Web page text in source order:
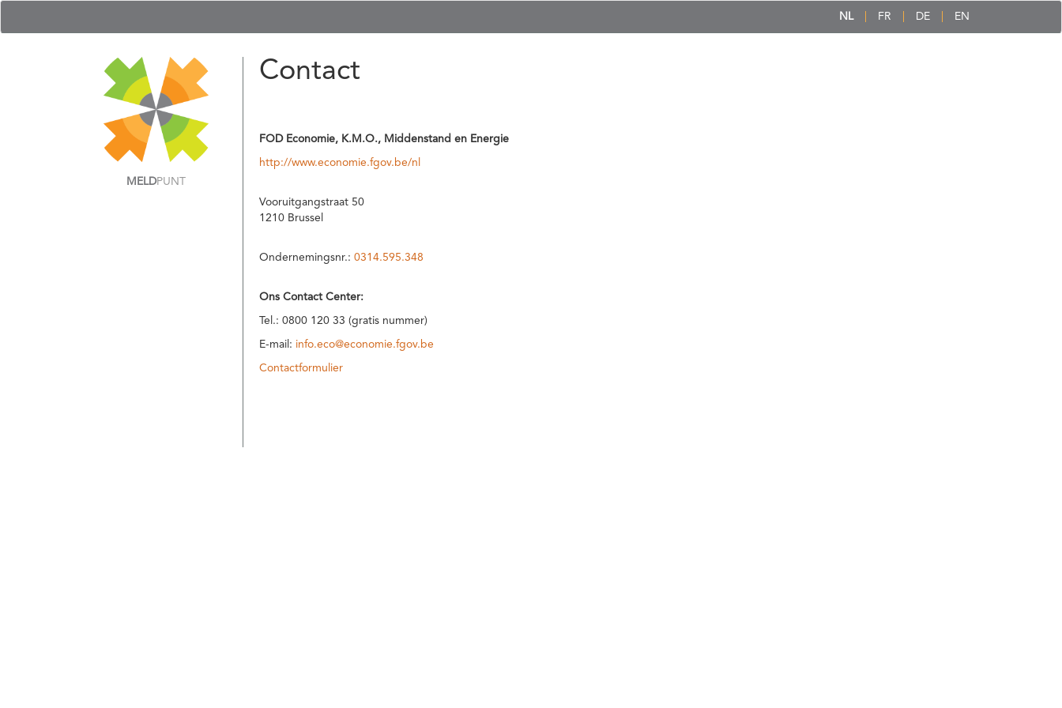
NL FR DE EN
MELDPUNT
Contact
FOD Economie, K.M.O., Middenstand en Energie
http://www.economie.fgov.be/nl
Vooruitgangstraat 50
1210 Brussel
Ondernemingsnr.: 0314.595.348
Ons Contact Center:
Tel.: 0800 120 33 (gratis nummer)
E-mail: info.eco@economie.fgov.be
Contactformulier